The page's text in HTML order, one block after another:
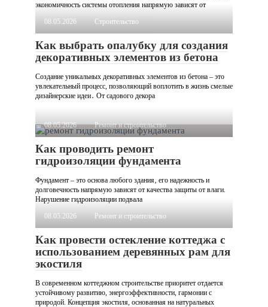
экономичность системы отопления напрямую зависят от
08.05.2026
Строительство
Как выбрать опалубку для создания
декоративных элементов из бетона
Создание уникальных декоративных элементов из бетона – это
увлекательный процесс, позволяющий воплотить в жизнь смелые
дизайнерские идеи․ От садового декора
08.05.2026 Ремонт и строительство
Как проводить ремонт
гидроизоляции фундамента
Фундамент – это основа любого здания‚ его надежность и
долговечность напрямую зависят от качества защиты от влаги.
Нарушение гидроизоляции подвала
08.05.2026
Ремонт и строительство
Как провести остекление коттеджа с
использованием деревянных рам для
экостиля
В современном коттеджном строительстве приоритет отдается
устойчивому развитию, энергоэффективности, гармонии с
природой. Концепция экостиля, основанная на натуральных